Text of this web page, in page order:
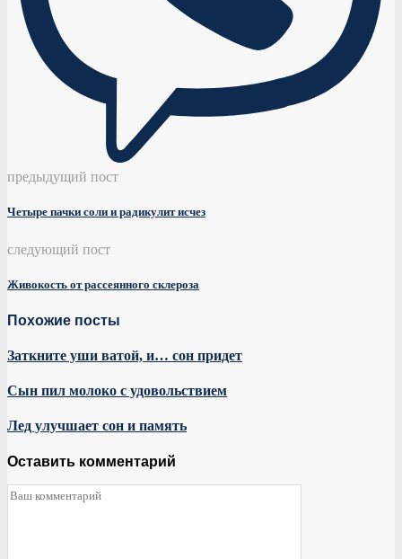
предыдущий пост
Четыре пачки соли и радикулит исчез
следующий пост
Живокость от рассеянного склероза
Похожие посты
Заткните уши ватой, и… сон придет
Сын пил молоко с удовольствием
Лед улучшает сон и память
Оставить комментарий